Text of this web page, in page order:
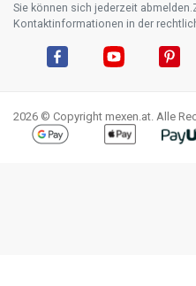
Sie können sich jederzeit
Kontaktinformationen in der
2026 © Copyright mexen.at. Alle